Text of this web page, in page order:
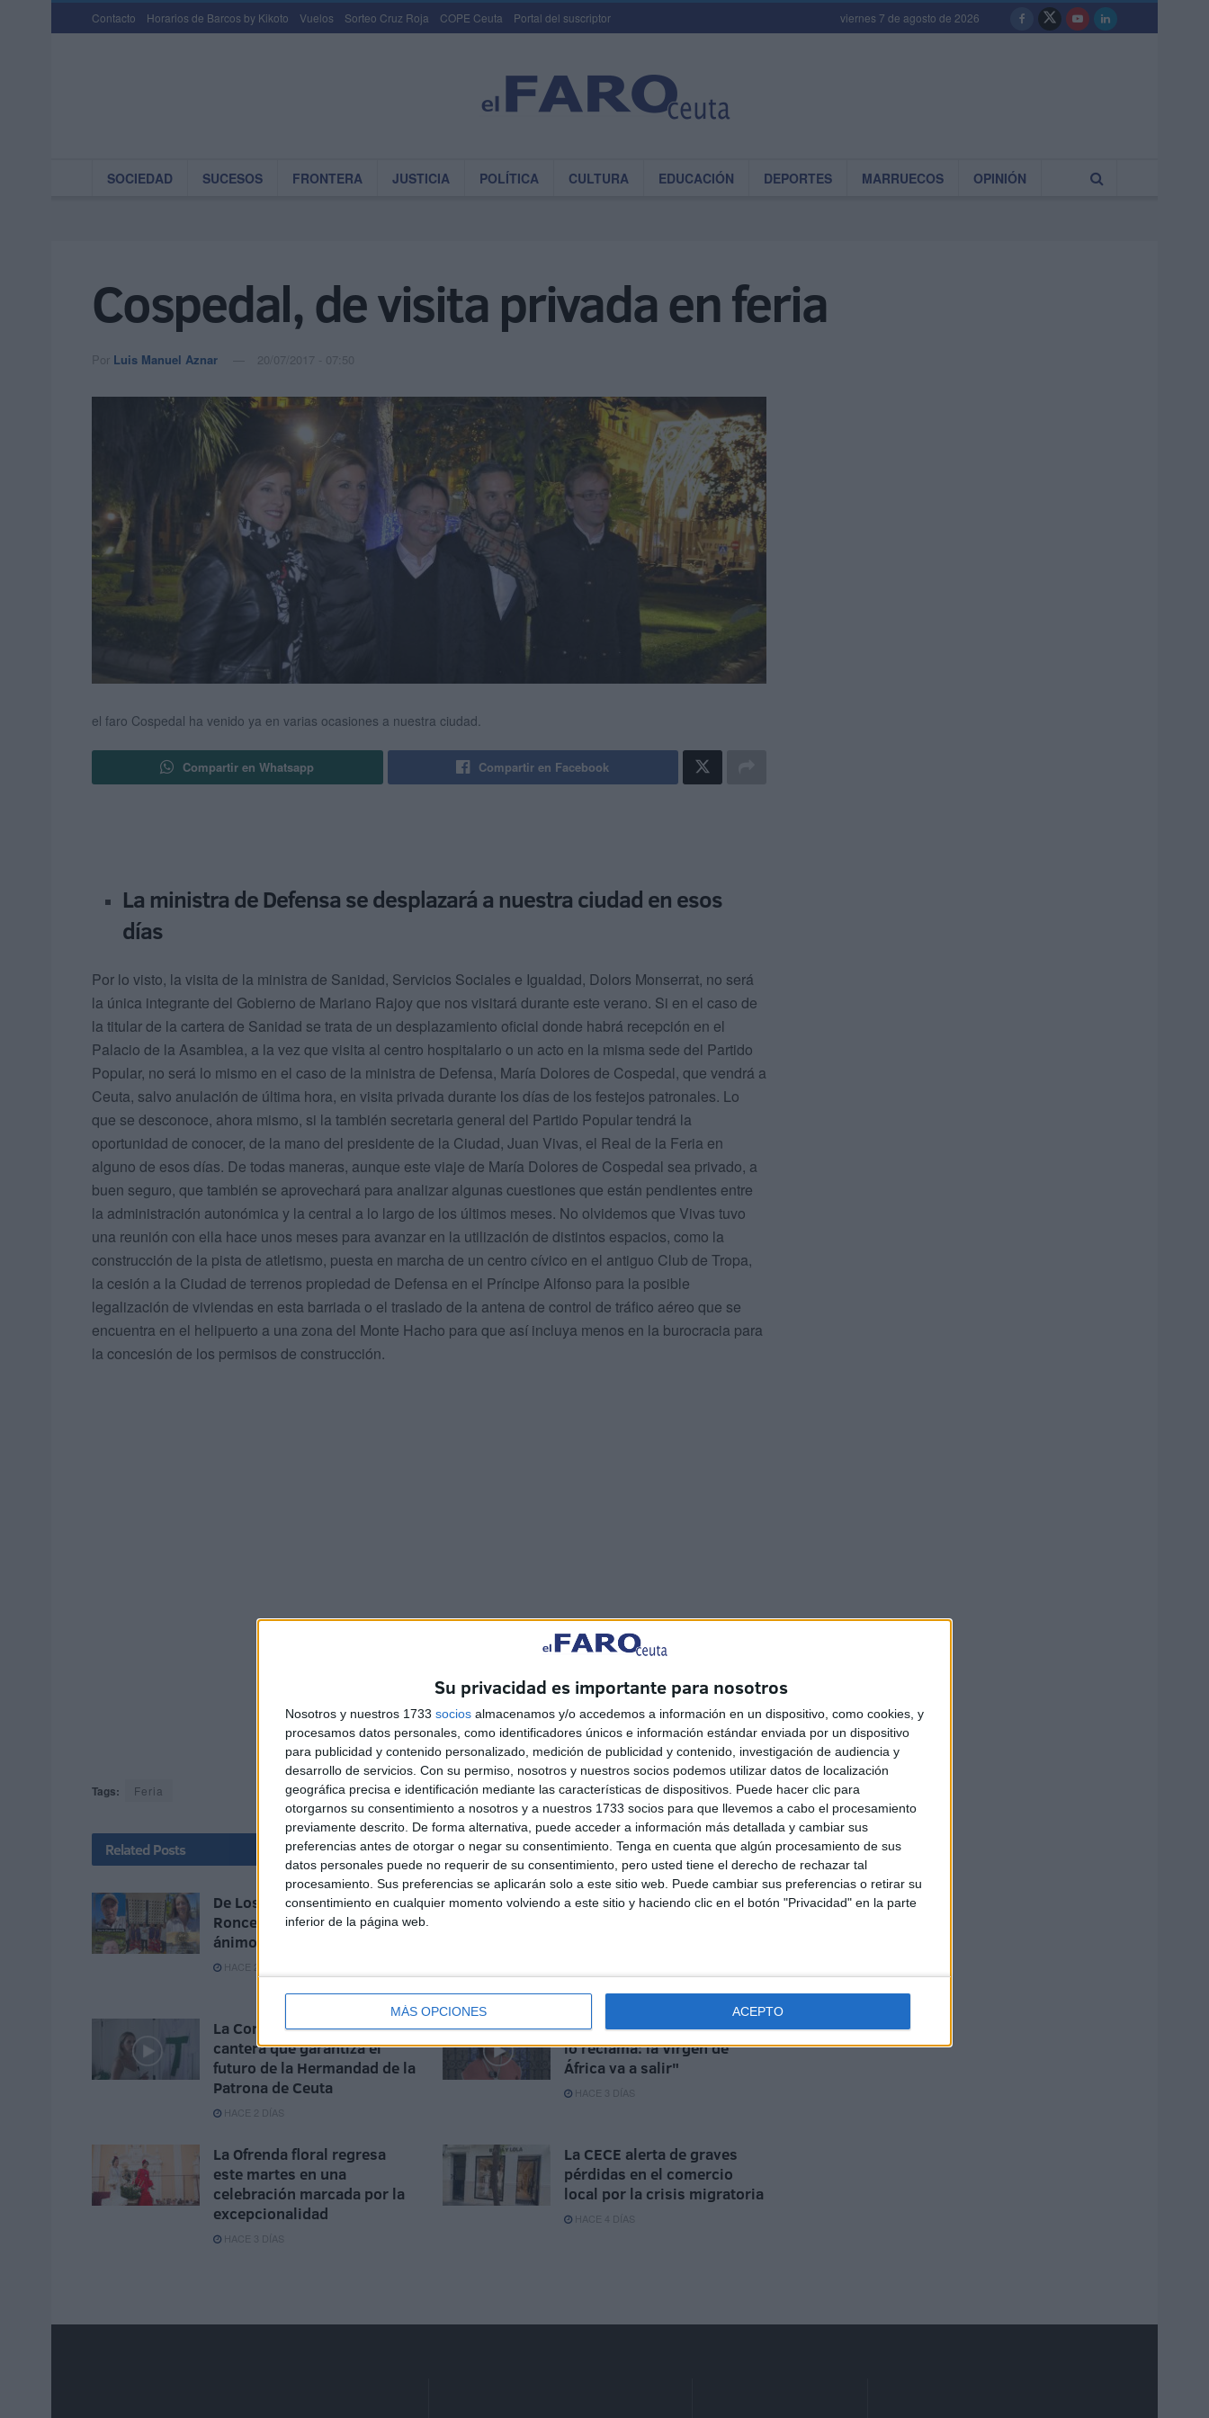
Su privacidad es importante para nosotros
Nosotros y nuestros 1733 socios almacenamos y/o accedemos a información en un dispositivo, como cookies, y
procesamos datos personales, como identificadores únicos e información estándar enviada por un dispositivo
para publicidad y contenido personalizado, medición de publicidad y contenido, investigación de audiencia y
desarrollo de servicios. Con su permiso, nosotros y nuestros socios podemos utilizar datos de localización
geográfica precisa e identificación mediante las características de dispositivos. Puede hacer clic para
otorgarnos su consentimiento a nosotros y a nuestros 1733 socios para que llevemos a cabo el procesamiento
previamente descrito. De forma alternativa, puede acceder a información más detallada y cambiar sus
preferencias antes de otorgar o negar su consentimiento. Tenga en cuenta que algún procesamiento de sus
datos personales puede no requerir de su consentimiento, pero usted tiene el derecho de rechazar tal
procesamiento. Sus preferencias se aplicarán solo a este sitio web. Puede cambiar sus preferencias o retirar su
consentimiento en cualquier momento volviendo a este sitio y haciendo clic en el botón "Privacidad" en la parte
inferior de la página web.
MÁS OPCIONES ACEPTO
Contacto Horarios de Barcos by Kikoto Vuelos Sorteo Cruz Roja COPE Ceuta Portal del suscriptor viernes 7 de agosto de 2026
SOCIEDAD SUCESOS FRONTERA JUSTICIA POLÍTICA CULTURA EDUCACIÓN DEPORTES MARRUECOS OPINIÓN
Cospedal, de visita privada en feria
Por Luis Manuel Aznar 20/07/2017 - 07:50
el faro Cospedal ha venido ya en varias ocasiones a nuestra ciudad.
Compartir en Whatsapp Compartir en Facebook
La ministra de Defensa se desplazará a nuestra ciudad en esos
días
Por lo visto, la visita de la ministra de Sanidad, Servicios Sociales e Igualdad, Dolors Monserrat, no será
la única integrante del Gobierno de Mariano Rajoy que nos visitará durante este verano. Si en el caso de
la titular de la cartera de Sanidad se trata de un desplazamiento oficial donde habrá recepción en el
Palacio de la Asamblea, a la vez que visita al centro hospitalario o un acto en la misma sede del Partido
Popular, no será lo mismo en el caso de la ministra de Defensa, María Dolores de Cospedal, que vendrá a
Ceuta, salvo anulación de última hora, en visita privada durante los días de los festejos patronales. Lo
que se desconoce, ahora mismo, si la también secretaria general del Partido Popular tendrá la
oportunidad de conocer, de la mano del presidente de la Ciudad, Juan Vivas, el Real de la Feria en
alguno de esos días. De todas maneras, aunque este viaje de María Dolores de Cospedal sea privado, a
buen seguro, que también se aprovechará para analizar algunas cuestiones que están pendientes entre
la administración autonómica y la central a lo largo de los últimos meses. No olvidemos que Vivas tuvo
una reunión con ella hace unos meses para avanzar en la utilización de distintos espacios, como la
construcción de la pista de atletismo, puesta en marcha de un centro cívico en el antiguo Club de Tropa,
la cesión a la Ciudad de terrenos propiedad de Defensa en el Príncipe Alfonso para la posible
legalización de viviendas en esta barriada o el traslado de la antena de control de tráfico aéreo que se
encuentra en el helipuerto a una zona del Monte Hacho para que así incluya menos en la burocracia para
la concesión de los permisos de construcción.
Tags: Feria
Related Posts
De Los Morancos a Tomás
Roncero: los mensajes de
ánimo hacia Ceuta
HACE 2 DÍAS
Javier Beneroso, treinta
La Corte de Infantes, la
cantera que garantiza el
futuro de la Hermandad de la
Patrona de Ceuta
HACE 2 DÍAS
Carmen Pasamar: "El pueblo
lo reclama: la Virgen de
África va a salir"
HACE 3 DÍAS
La Ofrenda floral regresa
este martes en una
celebración marcada por la
excepcionalidad
HACE 3 DÍAS
La CECE alerta de graves
pérdidas en el comercio
local por la crisis migratoria
HACE 4 DÍAS